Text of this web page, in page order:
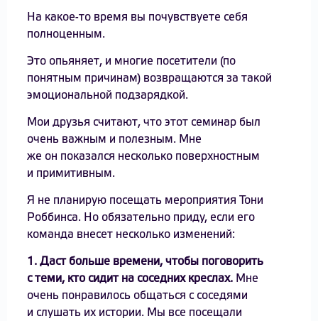
На какое-то время вы почувствуете себя
полноценным.
Это опьяняет, и многие посетители (по
понятным причинам) возвращаются за такой
эмоциональной подзарядкой.
Мои друзья считают, что этот семинар был
очень важным и полезным. Мне
же он показался несколько поверхностным
и примитивным.
Я не планирую посещать мероприятия Тони
Роббинса. Но обязательно приду, если его
команда внесет несколько изменений:
1. Даст больше времени, чтобы поговорить
с теми, кто сидит на соседних креслах. Мне
очень понравилось общаться с соседями
и слушать их истории. Мы все посещали